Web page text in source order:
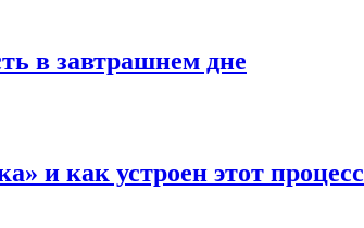
в завтрашнем дне
и как устроен этот процесс